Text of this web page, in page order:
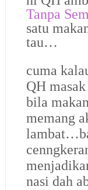
Tanpa
satu
tau…
cuma
QH
bila
memang
nasi dah